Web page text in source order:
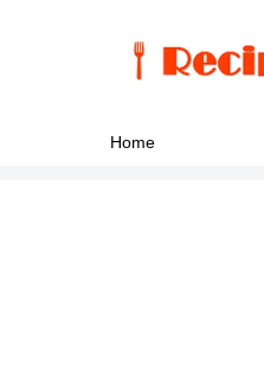
Home